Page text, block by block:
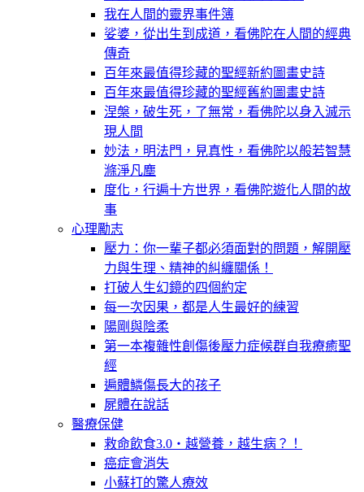
我在人間的靈界事件簿
娑婆，從出生到成道，看佛陀在人間的經典
傳奇
百年來最值得珍藏的聖經新約圖畫史詩
百年來最值得珍藏的聖經舊約圖畫史詩
涅槃，破生死，了無常，看佛陀以身入滅示
現人間
妙法，明法門，見真性，看佛陀以般若智慧
滌淨凡塵
度化，行遍十方世界，看佛陀遊化人間的故
事
心理勵志
壓力：你一輩子都必須面對的問題，解開壓
力與生理、精神的糾纏關係！
打破人生幻鏡的四個約定
每一次因果，都是人生最好的練習
陽剛與陰柔
第一本複雜性創傷後壓力症候群自我療癒聖
經
遍體鱗傷長大的孩子
屍體在說話
醫療保健
救命飲食3.0‧越營養，越生病？！
癌症會消失
小蘇打的驚人療效